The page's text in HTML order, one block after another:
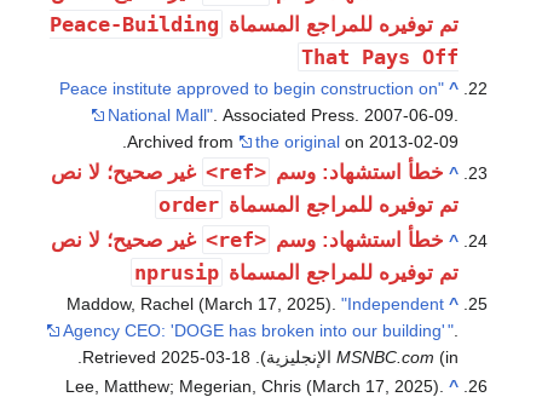
توفيره للمراجع المسماةPeace-Building
That Pays
"Peace institute approved to begin construction on
National Mall" . Associated Press. 2007-06-
Archived from
the originalon 2013-02-
خطأ استشهاد: وسم<ref>
غير صحيح؛ لا نص
توفيره للمراجع المسماةorder
خطأ استشهاد: وسم<ref>
غير صحيح؛ لا نص
توفيره للمراجع المسماةnprusip
Maddow, Rachel (March 17, 2025)."Independent
Agency CEO: 'DOGE has broken into our building'
MSNBC.com
. Retrieved
2025-03-18
.
Lee, Matthew; Megerian, Chris (March 17, 2025).